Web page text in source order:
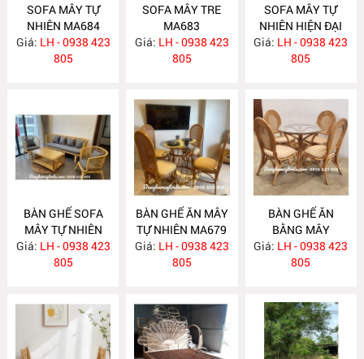
SOFA MÂY TỰ
NHIÊN MA684
Giá: LH - 0938 423
805
SOFA MÂY TRE
MA683
Giá: LH - 0938 423
805
SOFA MÂY TỰ
NHIÊN HIỆN ĐẠI
MA682
Giá: LH - 0938 423
805
BÀN GHẾ SOFA
MÂY TỰ NHIÊN
MA681
Giá: LH - 0938 423
805
BÀN GHẾ ĂN MÂY
TỰ NHIÊN MA679
Giá: LH - 0938 423
805
BÀN GHẾ ĂN
BẰNG MÂY
MA678
Giá: LH - 0938 423
805